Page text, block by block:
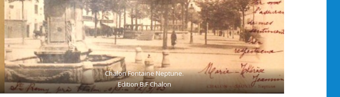
Chalon Fontaine Neptune.
Edition B.F Chalon